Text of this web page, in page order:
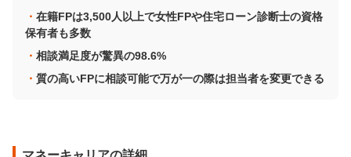
在籍FPは3,500人以上で女性FPや住宅ローン診断士の資格
保有者も多数
相談満足度が驚異の98.6%
質の高いFPに相談可能で万が一の際は担当者を変更できる